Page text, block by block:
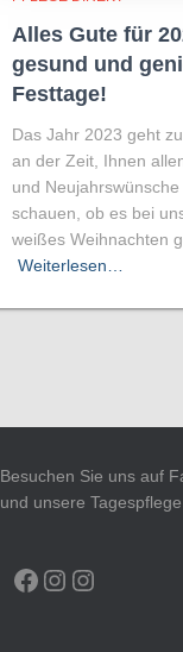
Alles Gute für
gesund und
Festtage!
Das Jahr 2023 geht
an der Zeit, Ihnen
und
schauen, ob es bei
weißes Weihnachten
Weiterlesen…
Besuchen Sie uns auf
und unsere
FACEBOOK INSTAGRAM